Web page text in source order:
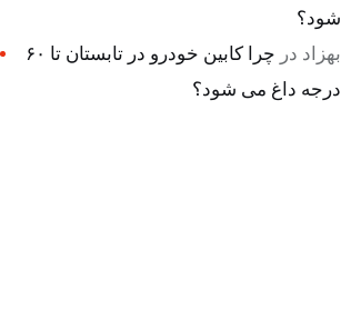
شود؟
بهزاد در
چرا کابین خودرو در تابستان تا ۶۰
درجه داغ می شود؟